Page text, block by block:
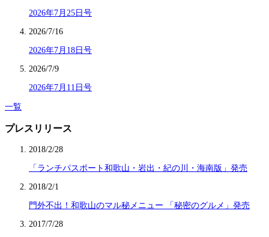
2026年7月25日号
2026/7/16
2026年7月18日号
2026/7/9
2026年7月11日号
一覧
プレスリリース
2018/2/28
「ランチパスポート和歌山・岩出・紀の川・海南版」発売
2018/2/1
門外不出！和歌山のマル秘メニュー 「秘密のグルメ」発売
2017/7/28